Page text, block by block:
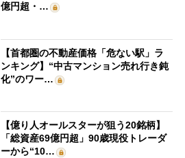
億円超・…
【首都圏の不動産価格「危ない駅」ラ
ンキング】“中古マンション売れ行き鈍
化”のワー…
【億り人オールスターが狙う20銘柄】
「総資産69億円超」90歳現役トレーダ
ーから“10…